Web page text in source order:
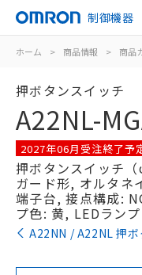
制御機器
ホーム > 商品情報 > 商品
押ボタンスイッチ
A22NL-
2027年06月受注終了予
押ボタンスイッチ
ガード形, オルタネ
端子台, 接点構成:
プ色: 黄, LEDラン
A22NN / A22NL 押